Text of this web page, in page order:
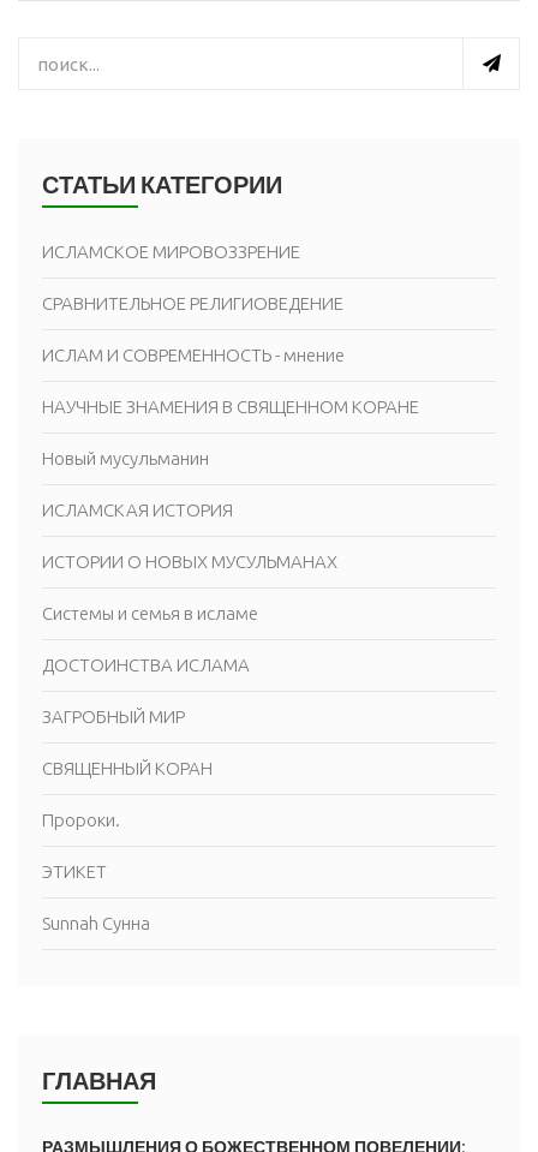
СТАТЬИ КАТЕГОРИИ
ИСЛАМСКОЕ МИРОВОЗЗРЕНИЕ
СРАВНИТЕЛЬНОЕ РЕЛИГИОВЕДЕНИЕ
ИСЛАМ И СОВРЕМЕННОСТЬ - мнение
НАУЧНЫЕ ЗНАМЕНИЯ В СВЯЩЕННОМ КОРАНЕ
Новый мусульманин
ИСЛАМСКАЯ ИСТОРИЯ
ИСТОРИИ О НОВЫХ МУСУЛЬМАНАХ
Системы и семья в исламе
ДОСТОИНСТВА ИСЛАМА
ЗАГРОБНЫЙ МИР
СВЯЩЕННЫЙ КОРАН
Пророки.
ЭТИКЕТ
Sunnah Сунна
ГЛАВНАЯ
РАЗМЫШЛЕНИЯ О БОЖЕСТВЕННОМ ПОВЕЛЕНИИ: